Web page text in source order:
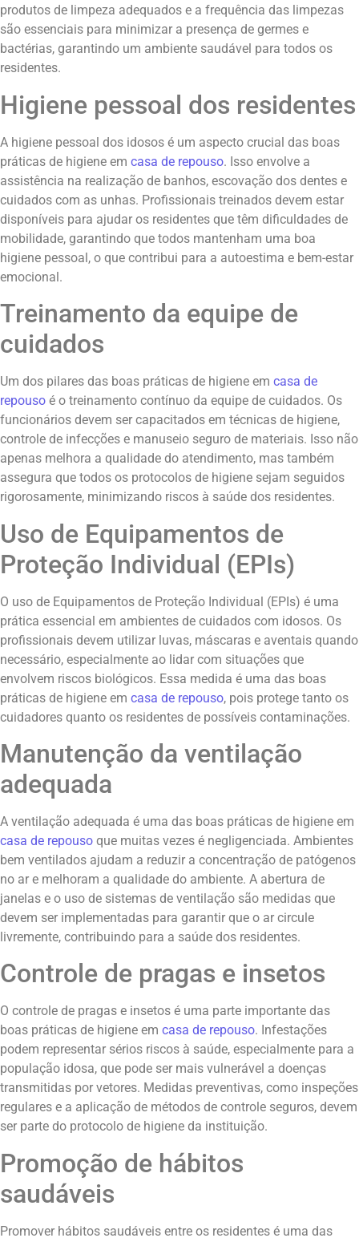
produtos de limpeza adequados e a frequência das limpezas
são essenciais para minimizar a presença de germes e
bactérias, garantindo um ambiente saudável para todos os
residentes.
Higiene pessoal dos residentes
A higiene pessoal dos idosos é um aspecto crucial das boas
práticas de higiene em casa de repouso. Isso envolve a
assistência na realização de banhos, escovação dos dentes e
cuidados com as unhas. Profissionais treinados devem estar
disponíveis para ajudar os residentes que têm dificuldades de
mobilidade, garantindo que todos mantenham uma boa
higiene pessoal, o que contribui para a autoestima e bem-estar
emocional.
Treinamento da equipe de
cuidados
Um dos pilares das boas práticas de higiene em casa de
repouso é o treinamento contínuo da equipe de cuidados. Os
funcionários devem ser capacitados em técnicas de higiene,
controle de infecções e manuseio seguro de materiais. Isso não
apenas melhora a qualidade do atendimento, mas também
assegura que todos os protocolos de higiene sejam seguidos
rigorosamente, minimizando riscos à saúde dos residentes.
Uso de Equipamentos de
Proteção Individual (EPIs)
O uso de Equipamentos de Proteção Individual (EPIs) é uma
prática essencial em ambientes de cuidados com idosos. Os
profissionais devem utilizar luvas, máscaras e aventais quando
necessário, especialmente ao lidar com situações que
envolvem riscos biológicos. Essa medida é uma das boas
práticas de higiene em casa de repouso, pois protege tanto os
cuidadores quanto os residentes de possíveis contaminações.
Manutenção da ventilação
adequada
A ventilação adequada é uma das boas práticas de higiene em
casa de repouso que muitas vezes é negligenciada. Ambientes
bem ventilados ajudam a reduzir a concentração de patógenos
no ar e melhoram a qualidade do ambiente. A abertura de
janelas e o uso de sistemas de ventilação são medidas que
devem ser implementadas para garantir que o ar circule
livremente, contribuindo para a saúde dos residentes.
Controle de pragas e insetos
O controle de pragas e insetos é uma parte importante das
boas práticas de higiene em casa de repouso. Infestações
podem representar sérios riscos à saúde, especialmente para a
população idosa, que pode ser mais vulnerável a doenças
transmitidas por vetores. Medidas preventivas, como inspeções
regulares e a aplicação de métodos de controle seguros, devem
ser parte do protocolo de higiene da instituição.
Promoção de hábitos
saudáveis
Promover hábitos saudáveis entre os residentes é uma das